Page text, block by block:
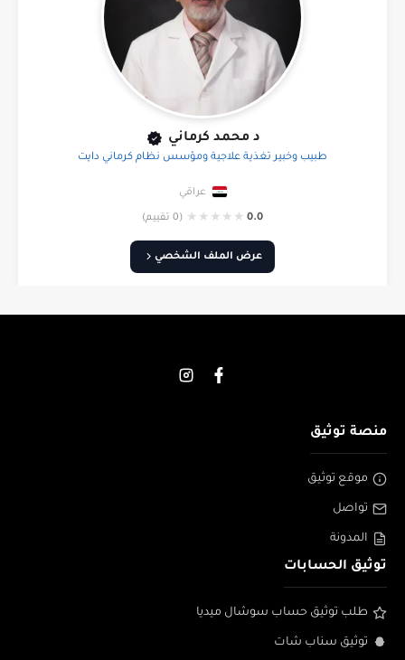
د محمد كرماني
طبيب وخبير تغذية علاجية ومؤسس نظام كرماني دايت
عراقي
0.0
★
★
★
★
★ (0 تقييم)
عرض الملف الشخصي
منصة توثيق
موقع توثيق
تواصل
المدونة
توثيق الحسابات
طلب توثيق حساب سوشال ميديا
توثيق سناب شات